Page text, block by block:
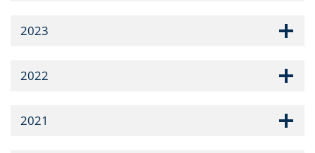
2023
2022
2021